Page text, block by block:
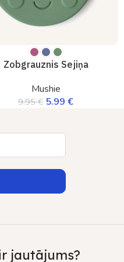
Zobgrauznis Sejiņa
Mushie
9.95€ 5.99€
jautājums?